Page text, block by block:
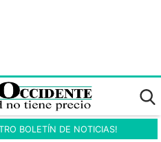
BOLETÍN DE NOTICIAS!